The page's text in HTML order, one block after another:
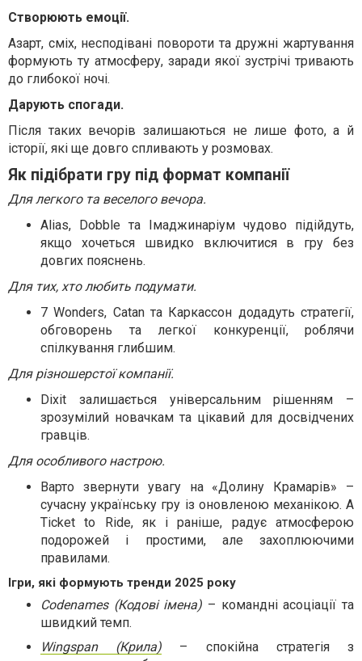
Створюють емоції.
Азарт, сміх, несподівані повороти та дружні жартування
формують ту атмосферу, заради якої зустрічі тривають
до глибокої ночі.
Дарують спогади.
Після таких вечорів залишаються не лише фото, а й
історії, які ще довго спливають у розмовах.
Як підібрати гру під формат компанії
Для легкого та веселого вечора.
Alias, Dobble та Імаджинаріум чудово підійдуть,
якщо хочеться швидко включитися в гру без
довгих пояснень.
Для тих, хто любить подумати.
7 Wonders, Catan та Каркассон додадуть стратегії,
обговорень та легкої конкуренції, роблячи
спілкування глибшим.
Для різношерстої компанії.
Dixit залишається універсальним рішенням –
зрозумілий новачкам та цікавий для досвідчених
гравців.
Для особливого настрою.
Варто звернути увагу на «Долину Крамарів» –
сучасну українську гру із оновленою механікою. А
Ticket to Ride, як і раніше, радує атмосферою
подорожей і простими, але захоплюючими
правилами.
Ігри, які формують тренди 2025 року
Codenames (Кодові імена) – командні асоціації та
швидкий темп.
Wingspan (Крила) – спокійна стратегія з